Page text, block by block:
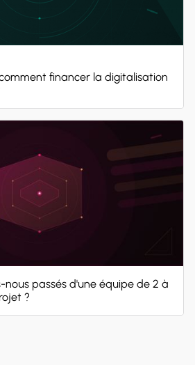
financer la digitalisation
nous passés d'une équipe de 2 à
?